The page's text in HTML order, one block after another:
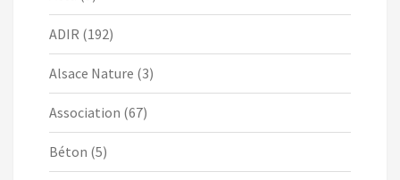
ADIR (192)
Alsace Nature (3)
Association (67)
Béton (5)